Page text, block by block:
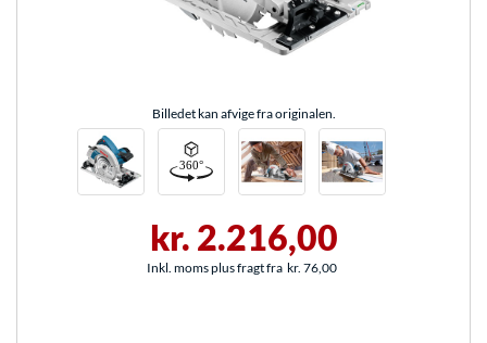
Billedet kan afvige fra originalen.
kr. 2.216,00
Inkl. moms plus fragt fra kr. 76,00